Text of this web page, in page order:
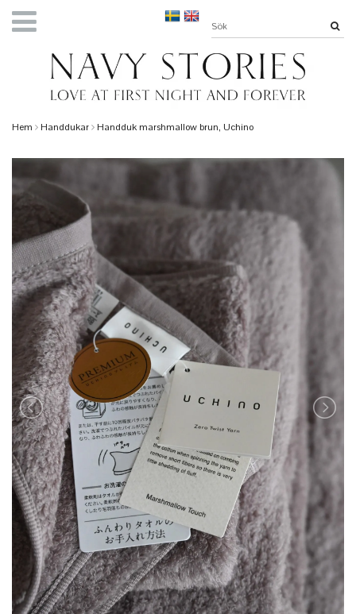
Hem Handdukar Handduk marshmallow brun, Uchino